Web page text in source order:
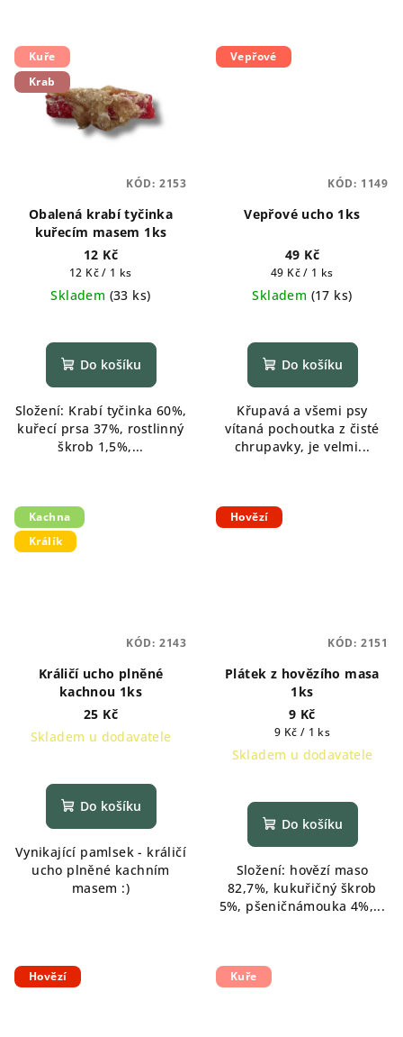
Kuře
Krab
Obalená krabí tyčinka
kuřecím masem 1ks
12 Kč
Měrná
cena:
12 Kč / 1 ks
Skladem (33 ks)
Do košíku
Složení: Krabí tyčinka 60%,
kuřecí prsa 37%, rostlinný
škrob 1,5%,...
KÓD: 2153
Vepřové
Vepřové ucho 1ks
49 Kč
Měrná
cena:
49 Kč / 1 ks
Skladem (17 ks)
Do košíku
Křupavá a všemi psy
vítaná pochoutka z čisté
chrupavky, je velmi...
KÓD: 1149
Kachna
Králík
Králičí ucho plněné
kachnou 1ks
25 Kč
Skladem u dodavatele
Do košíku
Vynikající pamlsek - králičí
ucho plněné kachním
masem :)
KÓD: 2143
Hovězí
Plátek z hovězího masa
1ks
9 Kč
Měrná
cena:
9 Kč / 1 ks
Skladem u dodavatele
Do košíku
Složení: hovězí maso
82,7%, kukuřičný škrob
5%, pšeničnámouka 4%,...
KÓD: 2151
Hovězí Kuře